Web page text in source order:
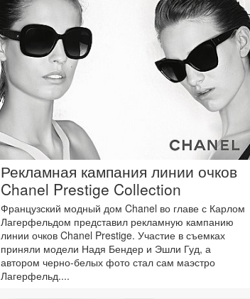
Рекламная кампания линии очков
Chanel Prestige Collection
Французский модный дом Chanel во главе с Карлом
Лагерфельдом представил рекламную кампанию
линии очков Chanel Prestige. Участие в съемках
приняли модели Надя Бендер и Эшли Гуд, а
автором черно-белых фото стал сам маэстро
Лагерфельд....